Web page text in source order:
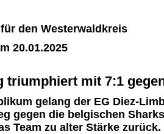
den Westerwaldkreis
20.01.2025
triumphiert mit 7:1
gelang der EG Diez-
gegen die belgischen
Team zu alter Stärke zurück.